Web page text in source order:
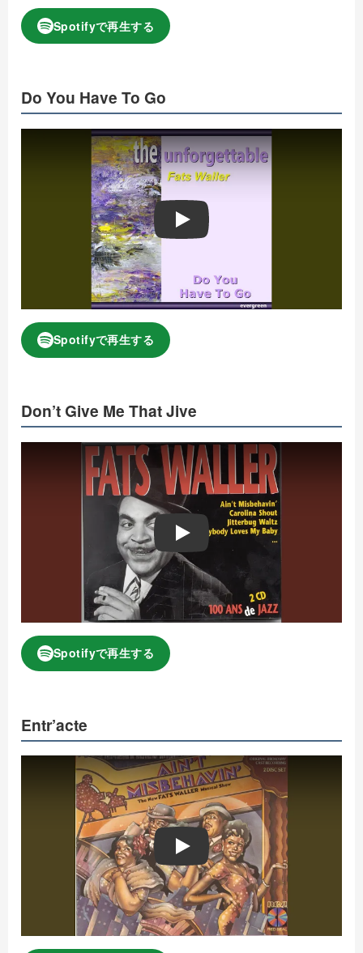
Spotifyで再生する
Do You Have To Go
Play
Spotifyで再生する
Don’t Give Me That Jive
Play
Spotifyで再生する
Entr’acte
Play